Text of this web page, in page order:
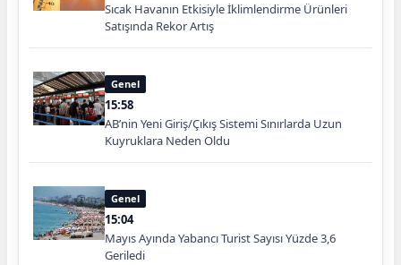
Sıcak Havanın Etkisiyle İklimlendirme Ürünleri
Satışında Rekor Artış
Genel
15:58
AB’nin Yeni Giriş/Çıkış Sistemi Sınırlarda Uzun
Kuyruklara Neden Oldu
Genel
15:04
Mayıs Ayında Yabancı Turist Sayısı Yüzde 3,6
Geriledi